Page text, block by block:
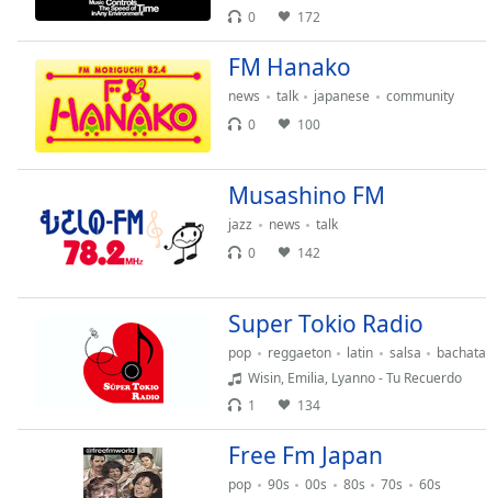
Edge
Font
Family
Reset
0
172
FM Hanako
news talk japanese
community
0
100
Musashino FM
jazz news
talk
0
142
Super Tokio Radio
pop reggaeton latin salsa
bachata
Wisin, Emilia, Lyanno - Tu Recuerdo
1
134
Free Fm Japan
pop 90s 00s 80s 70s
60s